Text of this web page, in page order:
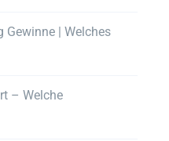
Gewinne | Welches
– Welche